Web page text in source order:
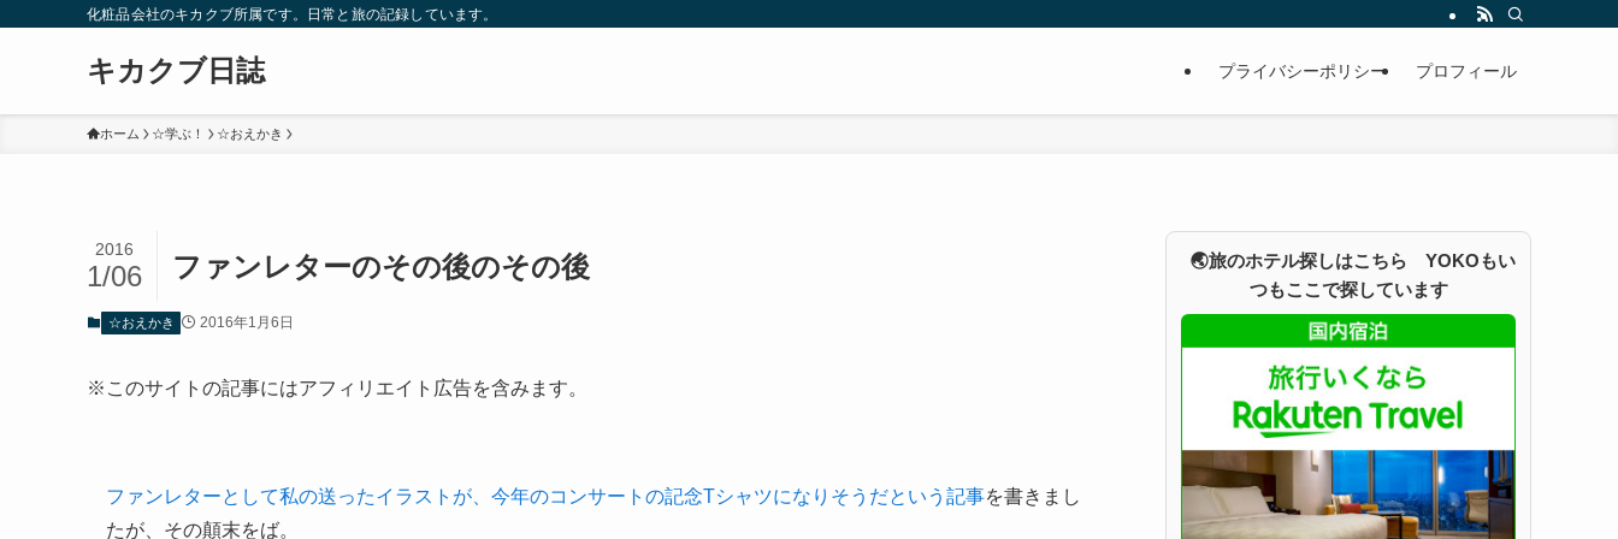
化粧品会社のキカクブ所属です。日常と旅の記録しています。
キカクブ日誌 プライバシーポリシー プロフィール
ホーム ☆学ぶ！ ☆おえかき
ファンレターのその後のその後
2016
1/06
☆おえかき 2016年1月6日
※このサイトの記事にはアフィリエイト広告を含みます。
ファンレターとして私の送ったイラストが、今年のコンサートの記念Tシャツになりそうだという記事を書きまし
たが、その顛末をば。
🌏旅のホテル探しはこちら YOKOもい
つもここで探しています